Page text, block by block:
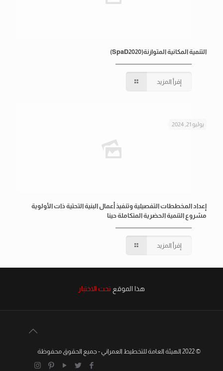
التنمية المكانية المتوازنة(SpaD2020)
إقرأ المزيد
يوليو 21, 2024
إعداد المخططات التفصيلية وتنفيذ أعمال البنية التحتية ذات الأولوية
مشروع التنمية الحضرية المتكاملة حينا
إقرأ المزيد
هذا الموقع تحت الاختبار
© 2022 الهيئة العامة للتخطيط العمراني - جميع الحقوق محفوظة